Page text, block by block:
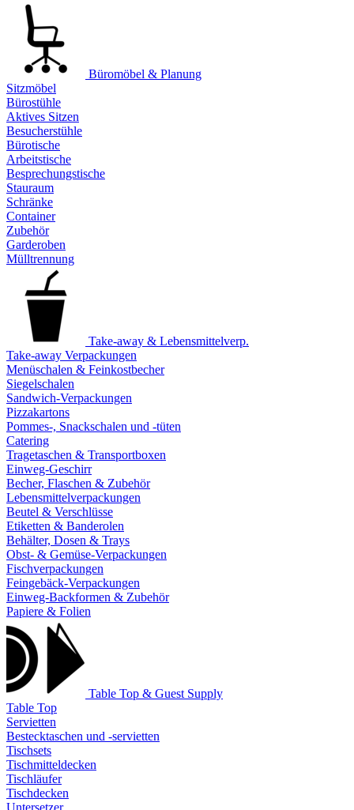
Büromöbel & Planung
Sitzmöbel
Bürostühle
Aktives Sitzen
Besucherstühle
Bürotische
Arbeitstische
Besprechungstische
Stauraum
Schränke
Container
Zubehör
Garderoben
Mülltrennung
Take-away & Lebensmittelverp.
Take-away Verpackungen
Menüschalen & Feinkostbecher
Siegelschalen
Sandwich-Verpackungen
Pizzakartons
Pommes-, Snackschalen und -tüten
Catering
Tragetaschen & Transportboxen
Einweg-Geschirr
Becher, Flaschen & Zubehör
Lebensmittelverpackungen
Beutel & Verschlüsse
Etiketten & Banderolen
Behälter, Dosen & Trays
Obst- & Gemüse-Verpackungen
Fischverpackungen
Feingebäck-Verpackungen
Einweg-Backformen & Zubehör
Papiere & Folien
Table Top & Guest Supply
Table Top
Servietten
Bestecktaschen und -servietten
Tischsets
Tischmitteldecken
Tischläufer
Tischdecken